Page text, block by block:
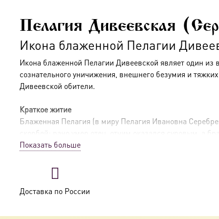
Пелагия Дивеевская
Икона блаженной Пелагии
Икона блаженной Пелагии Дивеевской являет один
сознательного уничижения, внешнего безумия и
Дивеевской обители.
Краткое житие
Блаженная Пелагия (в миру Пелагия Ивановна
скорбей: рано умер отец, отчим оказался суровым, а
предсказал, что она будет жить в Дивееве и станет
Вернувшись домой, Пелагия начала нести подвиг,
а её странные, порой буйные поступки часто были
Показать больше
Доставка по России